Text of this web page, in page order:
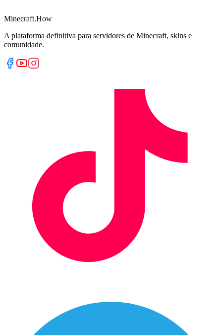
Minecraft.How
A plataforma definitiva para servidores de Minecraft, skins e
comunidade.